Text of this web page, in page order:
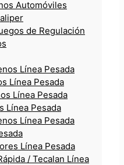
Automóviles
de Regulación
Línea Pesada
Línea Pesada
Línea Pesada
Línea Pesada
Línea Pesada
Línea Pesada
/ Tecalan Línea